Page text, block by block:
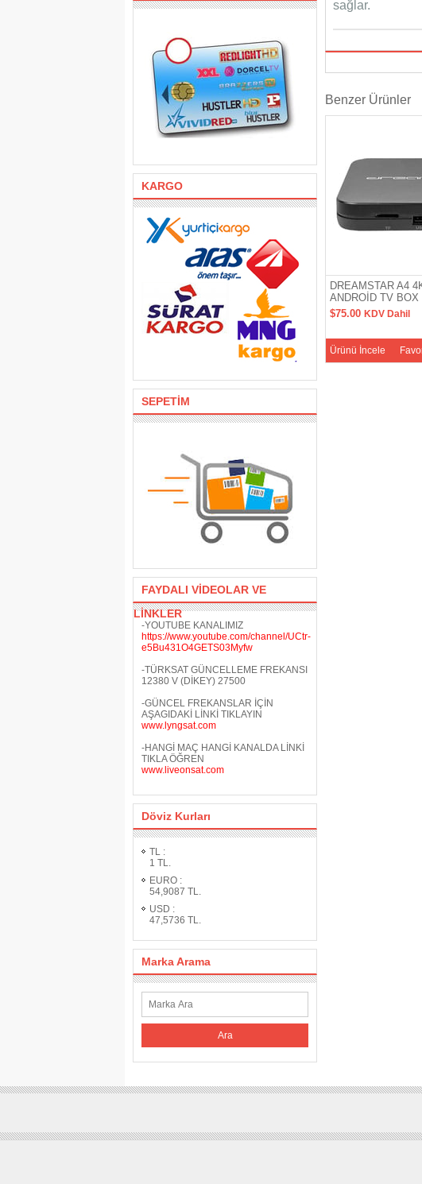
KARGO
SEPETİM
FAYDALI VİDEOLAR VE
LİNKLER
-YOUTUBE KANALIMIZ
https://www.youtube.com/channel/UCtr-
e5Bu431O4GETS03Myfw
-TÜRKSAT GÜNCELLEME FREKANSI
12380 V (DİKEY) 27500
-GÜNCEL FREKANSLAR İÇİN
AŞAGIDAKİ LİNKİ TIKLAYIN
www.lyngsat.com
-HANGİ MAÇ HANGİ KANALDA LİNKİ
TIKLA ÖĞREN
www.liveonsat.com
Döviz Kurları
TL :
1 TL.
EURO :
54,9087 TL.
USD :
47,5736 TL.
Marka Arama
Ara
sağlar.
Benzer Ürünler
DREAMSTAR A4
ANDROİD TV BOX
$75.00KDV Dahil
Ürünü İncele